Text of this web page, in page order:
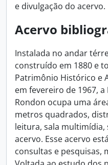
e divulgação do acervo.
Acervo
Instalada no andar
construído em 1880 e
Patrimônio Histórico e
em fevereiro de 1967,
Rondon ocupa uma
metros quadrados,
leitura, sala multimídia,
acervo. Esse acervo
consultas e pesquisas,